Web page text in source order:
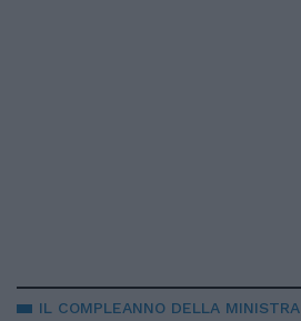
IL COMPLEANNO DELLA MINISTRA